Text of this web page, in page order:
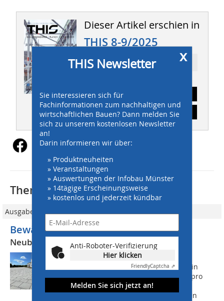
Dieser Artikel erschien in
THIS 8-9/2025
Ressort: STRASSENBAU
Abonnement
Inhaltsverzeichnis
x
THIS Newsletter
Sie interessieren sich für
Fachinformationen zum nachhaltigen und
wirtschaftlichen Bauen? Dann melden Sie
sich zu unserem kostenlosen Newsletter
an!
Darin informieren wir über:
» Produktneuheiten
» Veranstaltungen
» Auswertungen der Infobau Münster
» 14tägige Erscheinungsweise
» kostenlos und jederzeit kündbar
Anti-Roboter-Verifizierung
Hier klicken
FriendlyCaptcha ⇗
Melden Sie sich jetzt an!
Thematisch passende Artikel:
Ausgabe 7/2024
Bewährte Flächenbefestigung
Neubau einer Feuerwache in Harsdorf
Dass Feuerwehrfahrzeuge einiges an
Gewicht auf die Waage bringen, ist kein
Geheimnis. 16 Tonnen Gesamtmasse pro
Fahrzeug sind durchaus üblich.
Verständlich also, dass Flächen vor den